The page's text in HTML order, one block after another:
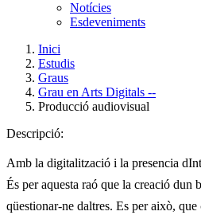
Notícies
Esdeveniments
Inici
Estudis
Graus
Grau en Arts Digitals --
Producció audiovisual
Descripció:
Amb la digitalització i la presencia
És per aquesta raó que la creació
qüestionar-ne daltres. Es per això,